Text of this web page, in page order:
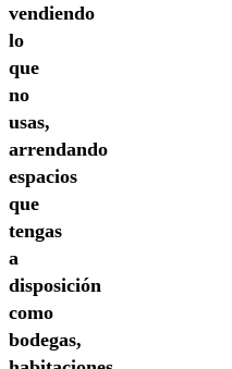
vendiendo
lo
que
no
usas,
arrendando
espacios
que
tengas
a
disposición
como
bodegas,